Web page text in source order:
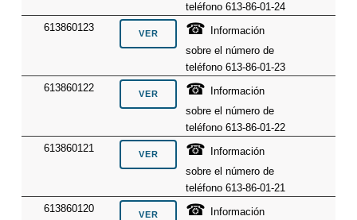
teléfono 613-86-01-24
613860123
☎
Información
sobre el número de
teléfono 613-86-01-23
613860122
☎
Información
sobre el número de
teléfono 613-86-01-22
613860121
☎
Información
sobre el número de
teléfono 613-86-01-21
613860120
☎
Información